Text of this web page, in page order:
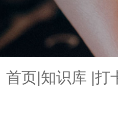
首页|知识库 |打